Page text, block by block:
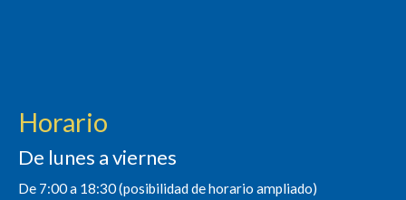
Horario
De lunes a viernes
De 7:00 a 18:30 (posibilidad de horario ampliado)